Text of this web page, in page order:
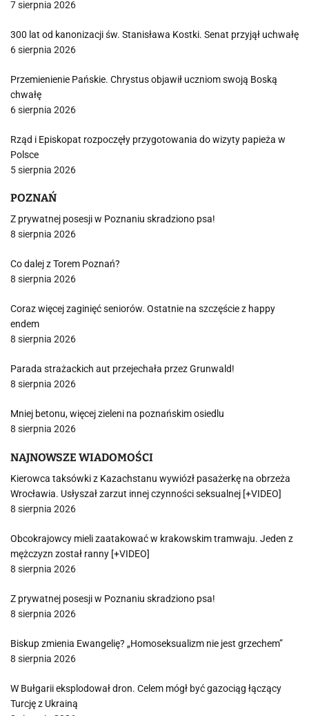
7 sierpnia 2026
300 lat od kanonizacji św. Stanisława Kostki. Senat przyjął uchwałę
6 sierpnia 2026
Przemienienie Pańskie. Chrystus objawił uczniom swoją Boską
chwałę
6 sierpnia 2026
Rząd i Episkopat rozpoczęły przygotowania do wizyty papieża w
Polsce
5 sierpnia 2026
POZNAŃ
Z prywatnej posesji w Poznaniu skradziono psa!
8 sierpnia 2026
Co dalej z Torem Poznań?
8 sierpnia 2026
Coraz więcej zaginięć seniorów. Ostatnie na szczęście z happy
endem
8 sierpnia 2026
Parada strażackich aut przejechała przez Grunwald!
8 sierpnia 2026
Mniej betonu, więcej zieleni na poznańskim osiedlu
8 sierpnia 2026
NAJNOWSZE WIADOMOŚCI
Kierowca taksówki z Kazachstanu wywiózł pasażerkę na obrzeża
Wrocławia. Usłyszał zarzut innej czynności seksualnej [+VIDEO]
8 sierpnia 2026
Obcokrajowcy mieli zaatakować w krakowskim tramwaju. Jeden z
mężczyzn został ranny [+VIDEO]
8 sierpnia 2026
Z prywatnej posesji w Poznaniu skradziono psa!
8 sierpnia 2026
Biskup zmienia Ewangelię? „Homoseksualizm nie jest grzechem”
8 sierpnia 2026
W Bułgarii eksplodował dron. Celem mógł być gazociąg łączący
Turcję z Ukrainą